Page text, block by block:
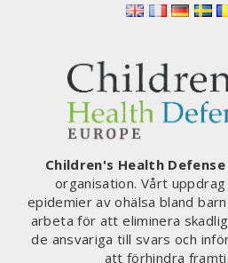
Children's Health Defense
organisation. Vårt
epidemier av ohälsa bland
arbeta för att eliminera
de ansvariga till svars och
att förhindra